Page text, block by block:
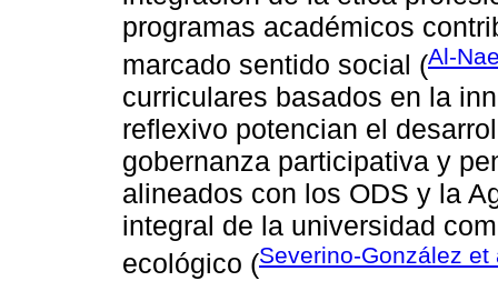
programas académicos
marcado sentido social (Al-
curriculares basados en la
reflexivo potencian el
gobernanza participativa y
alineados con los ODS y la
integral de la universidad
ecológico (Severino-González et